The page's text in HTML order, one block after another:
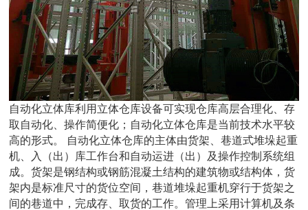
自动化立体库利用立体仓库设备可实现仓库高层合理化、存
取自动化、操作简便化；自动化立体仓库是当前技术水平较
高的形式。 自动化立体仓库的主体由货架、巷道式堆垛起重
机、入（出）库工作台和自动运进（出）及操作控制系统组
成。货架是钢结构或钢筋混凝土结构的建筑物或结构体，货
架内是标准尺寸的货位空间，巷道堆垛起重机穿行于货架之
间的巷道中，完成存、取货的工作。管理上采用计算机及条